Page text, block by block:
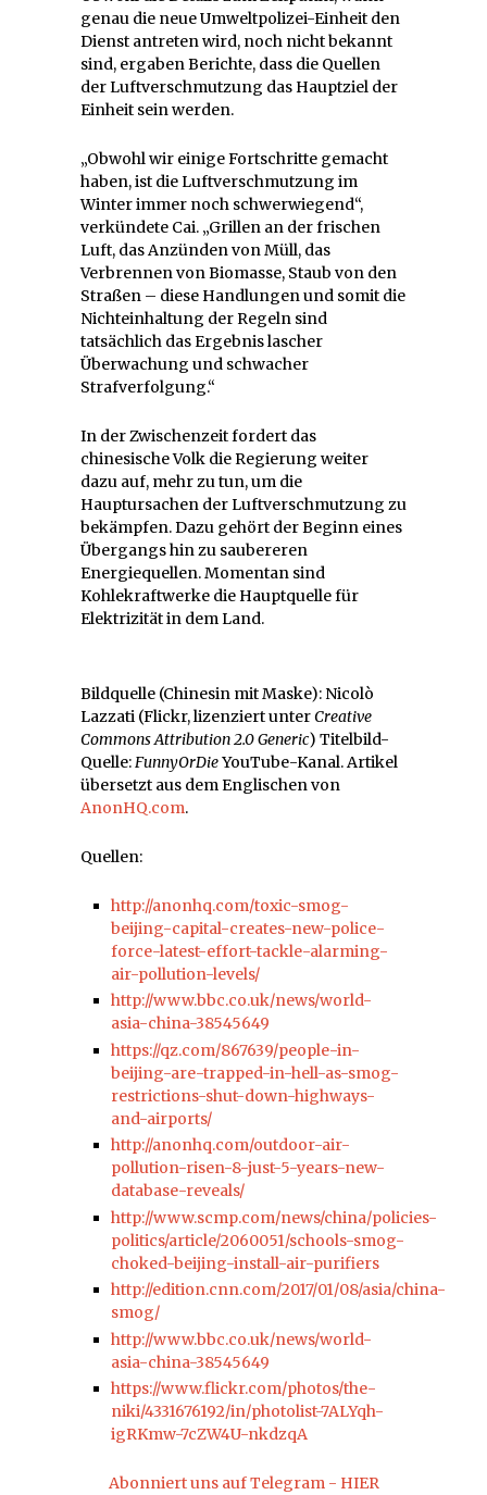
genau die neue Umweltpolizei-Einheit den
Dienst antreten wird, noch nicht bekannt
sind, ergaben Berichte, dass die Quellen
der Luftverschmutzung das Hauptziel der
Einheit sein werden.
„Obwohl wir einige Fortschritte gemacht
haben, ist die Luftverschmutzung im
Winter immer noch schwerwiegend“,
verkündete Cai. „Grillen an der frischen
Luft, das Anzünden von Müll, das
Verbrennen von Biomasse, Staub von den
Straßen – diese Handlungen und somit die
Nichteinhaltung der Regeln sind
tatsächlich das Ergebnis lascher
Überwachung und schwacher
Strafverfolgung.“
In der Zwischenzeit fordert das
chinesische Volk die Regierung weiter
dazu auf, mehr zu tun, um die
Hauptursachen der Luftverschmutzung zu
bekämpfen. Dazu gehört der Beginn eines
Übergangs hin zu saubereren
Energiequellen. Momentan sind
Kohlekraftwerke die Hauptquelle für
Elektrizität in dem Land.
Bildquelle (Chinesin mit Maske): Nicolò
Lazzati (Flickr, lizenziert unterCreative
Commons Attribution 2.0 Generic) Titelbild-
Quelle:FunnyOrDieYouTube-Kanal. Artikel
übersetzt aus dem Englischen von
AnonHQ.com.
Quellen:
http://anonhq.com/toxic-smog-
beijing-capital-creates-new-police-
force-latest-effort-tackle-alarming-
air-pollution-levels/
http://www.bbc.co.uk/news/world-
asia-china-38545649
https://qz.com/867639/people-in-
beijing-are-trapped-in-hell-as-smog-
restrictions-shut-down-highways-
and-airports/
http://anonhq.com/outdoor-air-
pollution-risen-8-just-5-years-new-
database-reveals/
http://www.scmp.com/news/china/policies-
politics/article/2060051/schools-smog-
choked-beijing-install-air-purifiers
http://edition.cnn.com/2017/01/08/asia/china-
smog/
http://www.bbc.co.uk/news/world-
asia-china-38545649
https://www.flickr.com/photos/the-
niki/4331676192/in/photolist-7ALYqh-
igRKmw-7cZW4U-nkdzqA
Abonniert uns auf Telegram - HIER